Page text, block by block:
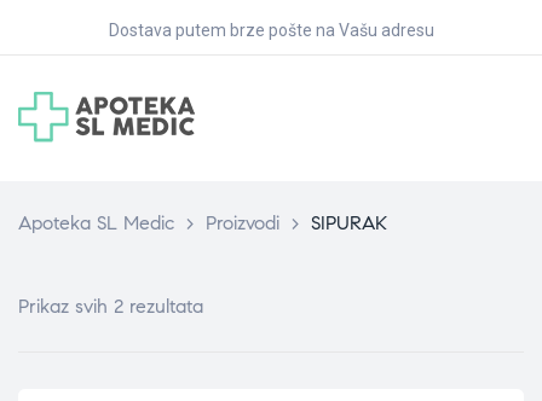
Dostava putem brze pošte na Vašu adresu
Apoteka SL Medic > Proizvodi > SIPURAK
Prikaz svih 2 rezultata